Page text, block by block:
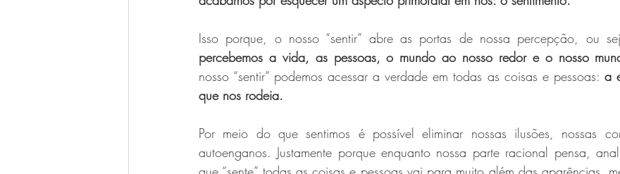
Isso porque, o nosso “sentir” abre as portas de nossa percepção, ou
percebemos a vida, as pessoas, o mundo ao nosso redor e o nosso
nosso “sentir” podemos acessar a verdade em todas as coisas e pessoas: a
que nos rodeia.
Por meio do que sentimos é possível eliminar nossas ilusões, nossas
autoenganos. Justamente porque enquanto nossa parte racional pensa,